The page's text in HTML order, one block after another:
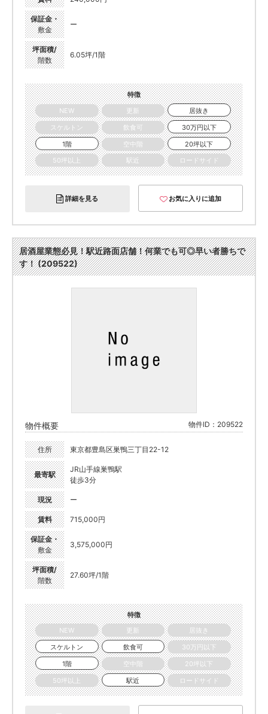
保証金・
敷金
ー
坪面積/
階数
6.05坪/1階
特徴
NEW
更新
居抜き
スケルトン
飲食可
30万円以下
1階
空中階
20坪以下
50坪以上
駅近 ロードサイド
詳細を見る お気に入りに追加
居酒屋業態必見！駅近路面店舗！何業でも可◎早い者勝ちで
す！ (209522)
物件概要 物件ID：209522
住所 東京都豊島区巣鴨三丁目22-12
最寄駅
JR山手線巣鴨駅
徒歩3分
現況 ー
賃料 715,000円
保証金・
敷金
3,575,000円
坪面積/
階数
27.60坪/1階
特徴
NEW
更新
居抜き
スケルトン
飲食可
30万円以下
1階
空中階
20坪以下
50坪以上
駅近 ロードサイド